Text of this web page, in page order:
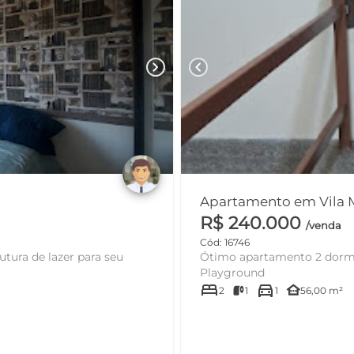
chevron_right
de lazer para seu
chevron_left
R$ 240.000/venda
Cód: 16746
Ótimo apartamento 2
Playground
bed2 1 directions_car 1 other_houses56,00 m²